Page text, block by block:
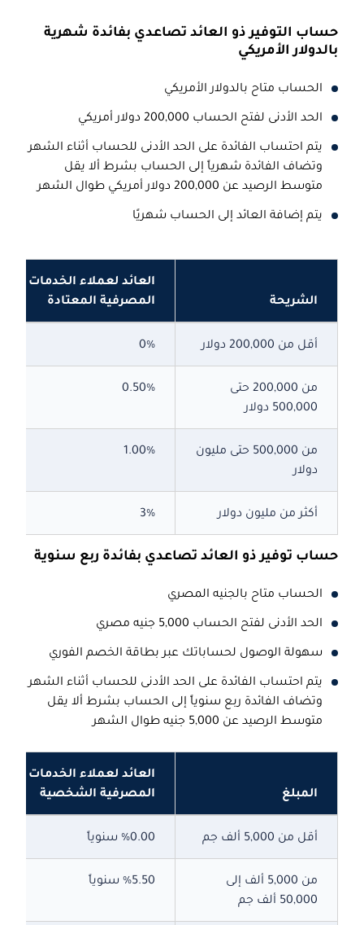
حساب التوفير ذو العائد تصاعدي بفائدة شهرية
بالدولار الأمريكي
الحساب متاح بالدولار الأمريكي
الحد الأدنى لفتح الحساب 200,000 دولار أمريكي
يتم احتساب الفائدة على الحد الأدنى للحساب أثناء الشهر
وتضاف الفائدة شهرياً إلى الحساب بشرط ألا يقل
متوسط الرصيد عن 200,000 دولار أمريكي طوال الشهر
يتم إضافة العائد إلى الحساب شهريًا
الشريحة
العائد لعملاء الخدمات
المصرفية المعتادة
أقل من 200,000 دولار 0%
من 200,000 حتى
500,000 دولار
0.50%
من 500,000 حتى مليون
دولار
1.00%
أكثر من مليون دولار 3%
حساب توفير ذو العائد تصاعدي بفائدة ربع سنوية
الحساب متاح بالجنيه المصري
الحد الأدنى لفتح الحساب 5,000 جنيه مصري
سهولة الوصول لحساباتك عبر بطاقة الخصم الفوري
يتم احتساب الفائدة على الحد الأدنى للحساب أثناء الشهر
وتضاف الفائدة ربع سنوياً إلى الحساب بشرط ألا يقل
متوسط الرصيد عن 5,000 جنيه طوال الشهر
المبلغ
العائد لعملاء الخدمات
المصرفية الشخصية
أقل من 5,000 ألف جم %0.00 سنوياً
من 5,000 ألف إلى
50,000 ألف جم
%5.50 سنوياً